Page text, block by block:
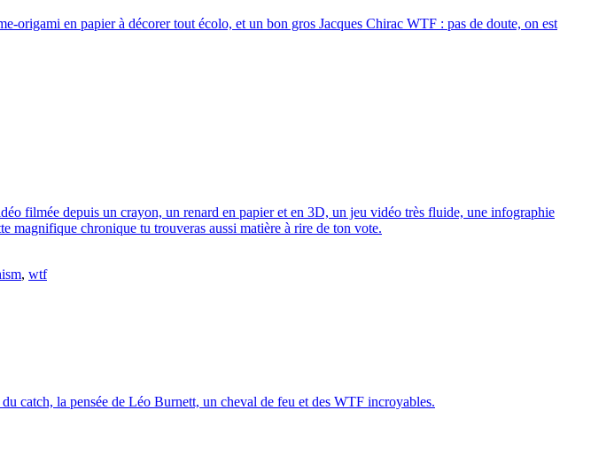
en papier à décorer tout écolo, et un bon gros Jacques Chirac WTF : pas de doute, on est
filmée depuis un crayon, un renard en papier et en 3D, un jeu vidéo très fluide, une infographie
chronique tu trouveras aussi matière à rire de ton vote.
, wtf
catch, la pensée de Léo Burnett, un cheval de feu et des WTF incroyables.